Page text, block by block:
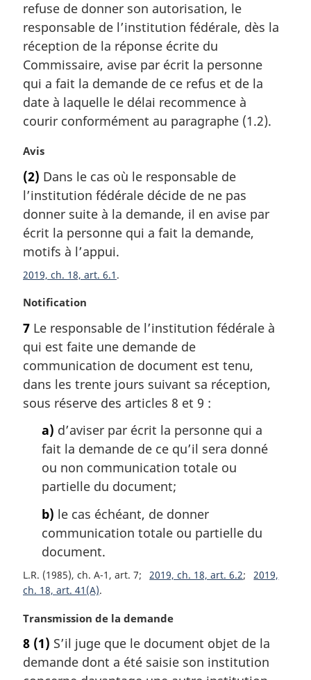
:e
m
a
g
i
n
a
e
refuse de donner son autorisation, le
responsable de l’institution fédérale, dès la
réception de la réponse écrite du
Commissaire, avise par écrit la personne
qui a fait la demande de ce refus et de la
date à laquelle le délai recommence à
courir conformément au paragraphe (1.2).
N
t
e
m
a
g
i
a
e
:
Avis
(2) Dans le cas où le responsable de
l’institution fédérale décide de ne pas
donner suite à la demande, il en avise par
écrit la personne qui a fait la demande,
motifs à l’appui.
2019, ch. 18, art. 6.1
N
t
e
m
a
g
Notification
7 Le responsable de l’institution fédérale à
qui est faite une demande de
communication de document est tenu,
dans les trente jours suivant sa réception,
sous réserve des articles 8 et 9 :
a) d’aviser par écrit la personne qui a
fait la demande de ce qu’il sera donné
ou non communication totale ou
partielle du document;
b) le cas échéant, de donner
communication totale ou partielle du
document.
L.R. (1985), ch. A-1, art. 7 2019, ch. 18, art. 6.2
2019,
ch. 18, art. 41(A)
N
t
e
Transmission de la demande
8 (1) S’il juge que le document objet de la
demande dont a été saisie son institution